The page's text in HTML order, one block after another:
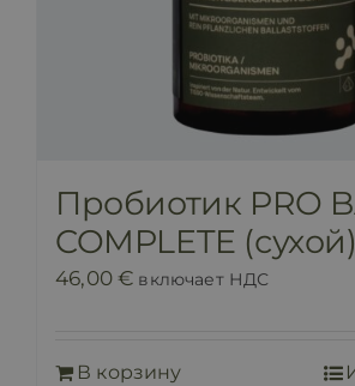
Пробиотик PRO
COMPLETE (сухой)
46,00€ включает НДС
В корзину